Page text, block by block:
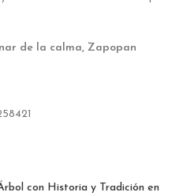
de la calma, Zapopan
con Historia y Tradición en